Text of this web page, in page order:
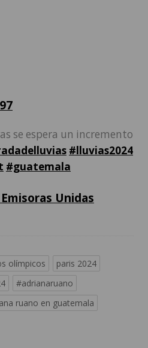
se espera un incremento
#lluvias2024
#guatemala
Unidas
olímpicos
paris 2024
#adrianaruano
ruano en guatemala